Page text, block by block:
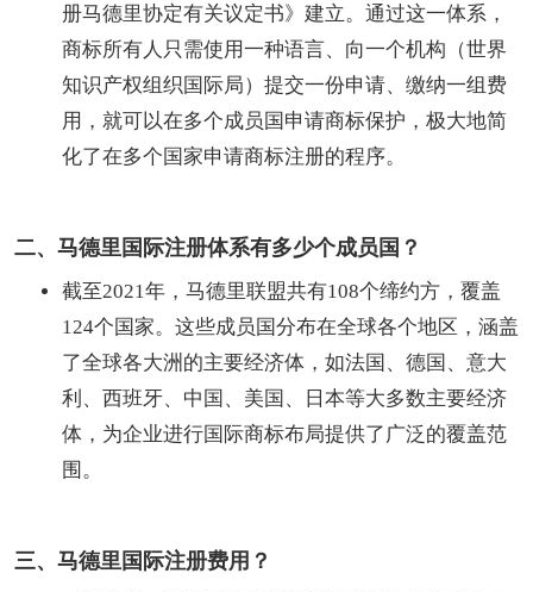
册马德里协定有关议定书》建立。通过这一体系，
商标所有人只需使用一种语言、向一个机构（世界
知识产权组织国际局）提交一份申请、缴纳一组费
用，就可以在多个成员国申请商标保护，极大地简
化了在多个国家申请商标注册的程序。
二、马德里国际注册体系有多少个成员国？
截至2021年，马德里联盟共有108个缔约方，覆盖
124个国家。这些成员国分布在全球各个地区，涵盖
了全球各大洲的主要经济体，如法国、德国、意大
利、西班牙、中国、美国、日本等大多数主要经济
体，为企业进行国际商标布局提供了广泛的覆盖范
围。
三、马德里国际注册费用？